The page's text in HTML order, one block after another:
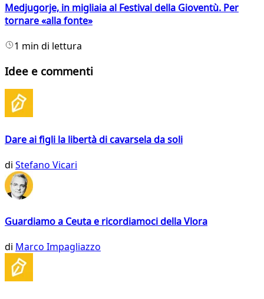
Medjugorje, in migliaia al Festival della Gioventù. Per
tornare «alla fonte»
1 min di lettura
Idee e commenti
Dare ai figli la libertà di cavarsela da soli
di Stefano Vicari
Guardiamo a Ceuta e ricordiamoci della Vlora
di Marco Impagliazzo